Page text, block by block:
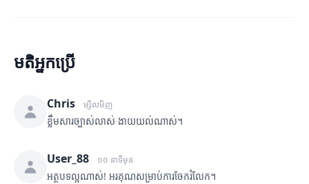
មតិអ្នកប្រើ
Chris ម្សិលមិញ
ខ្លឹមសារច្បាស់លាស់ ងាយយល់ណាស់។
User_88 ១០ នាទីមុន
អត្ថបទល្អណាស់! អរគុណសម្រាប់ការចែករំលែក។